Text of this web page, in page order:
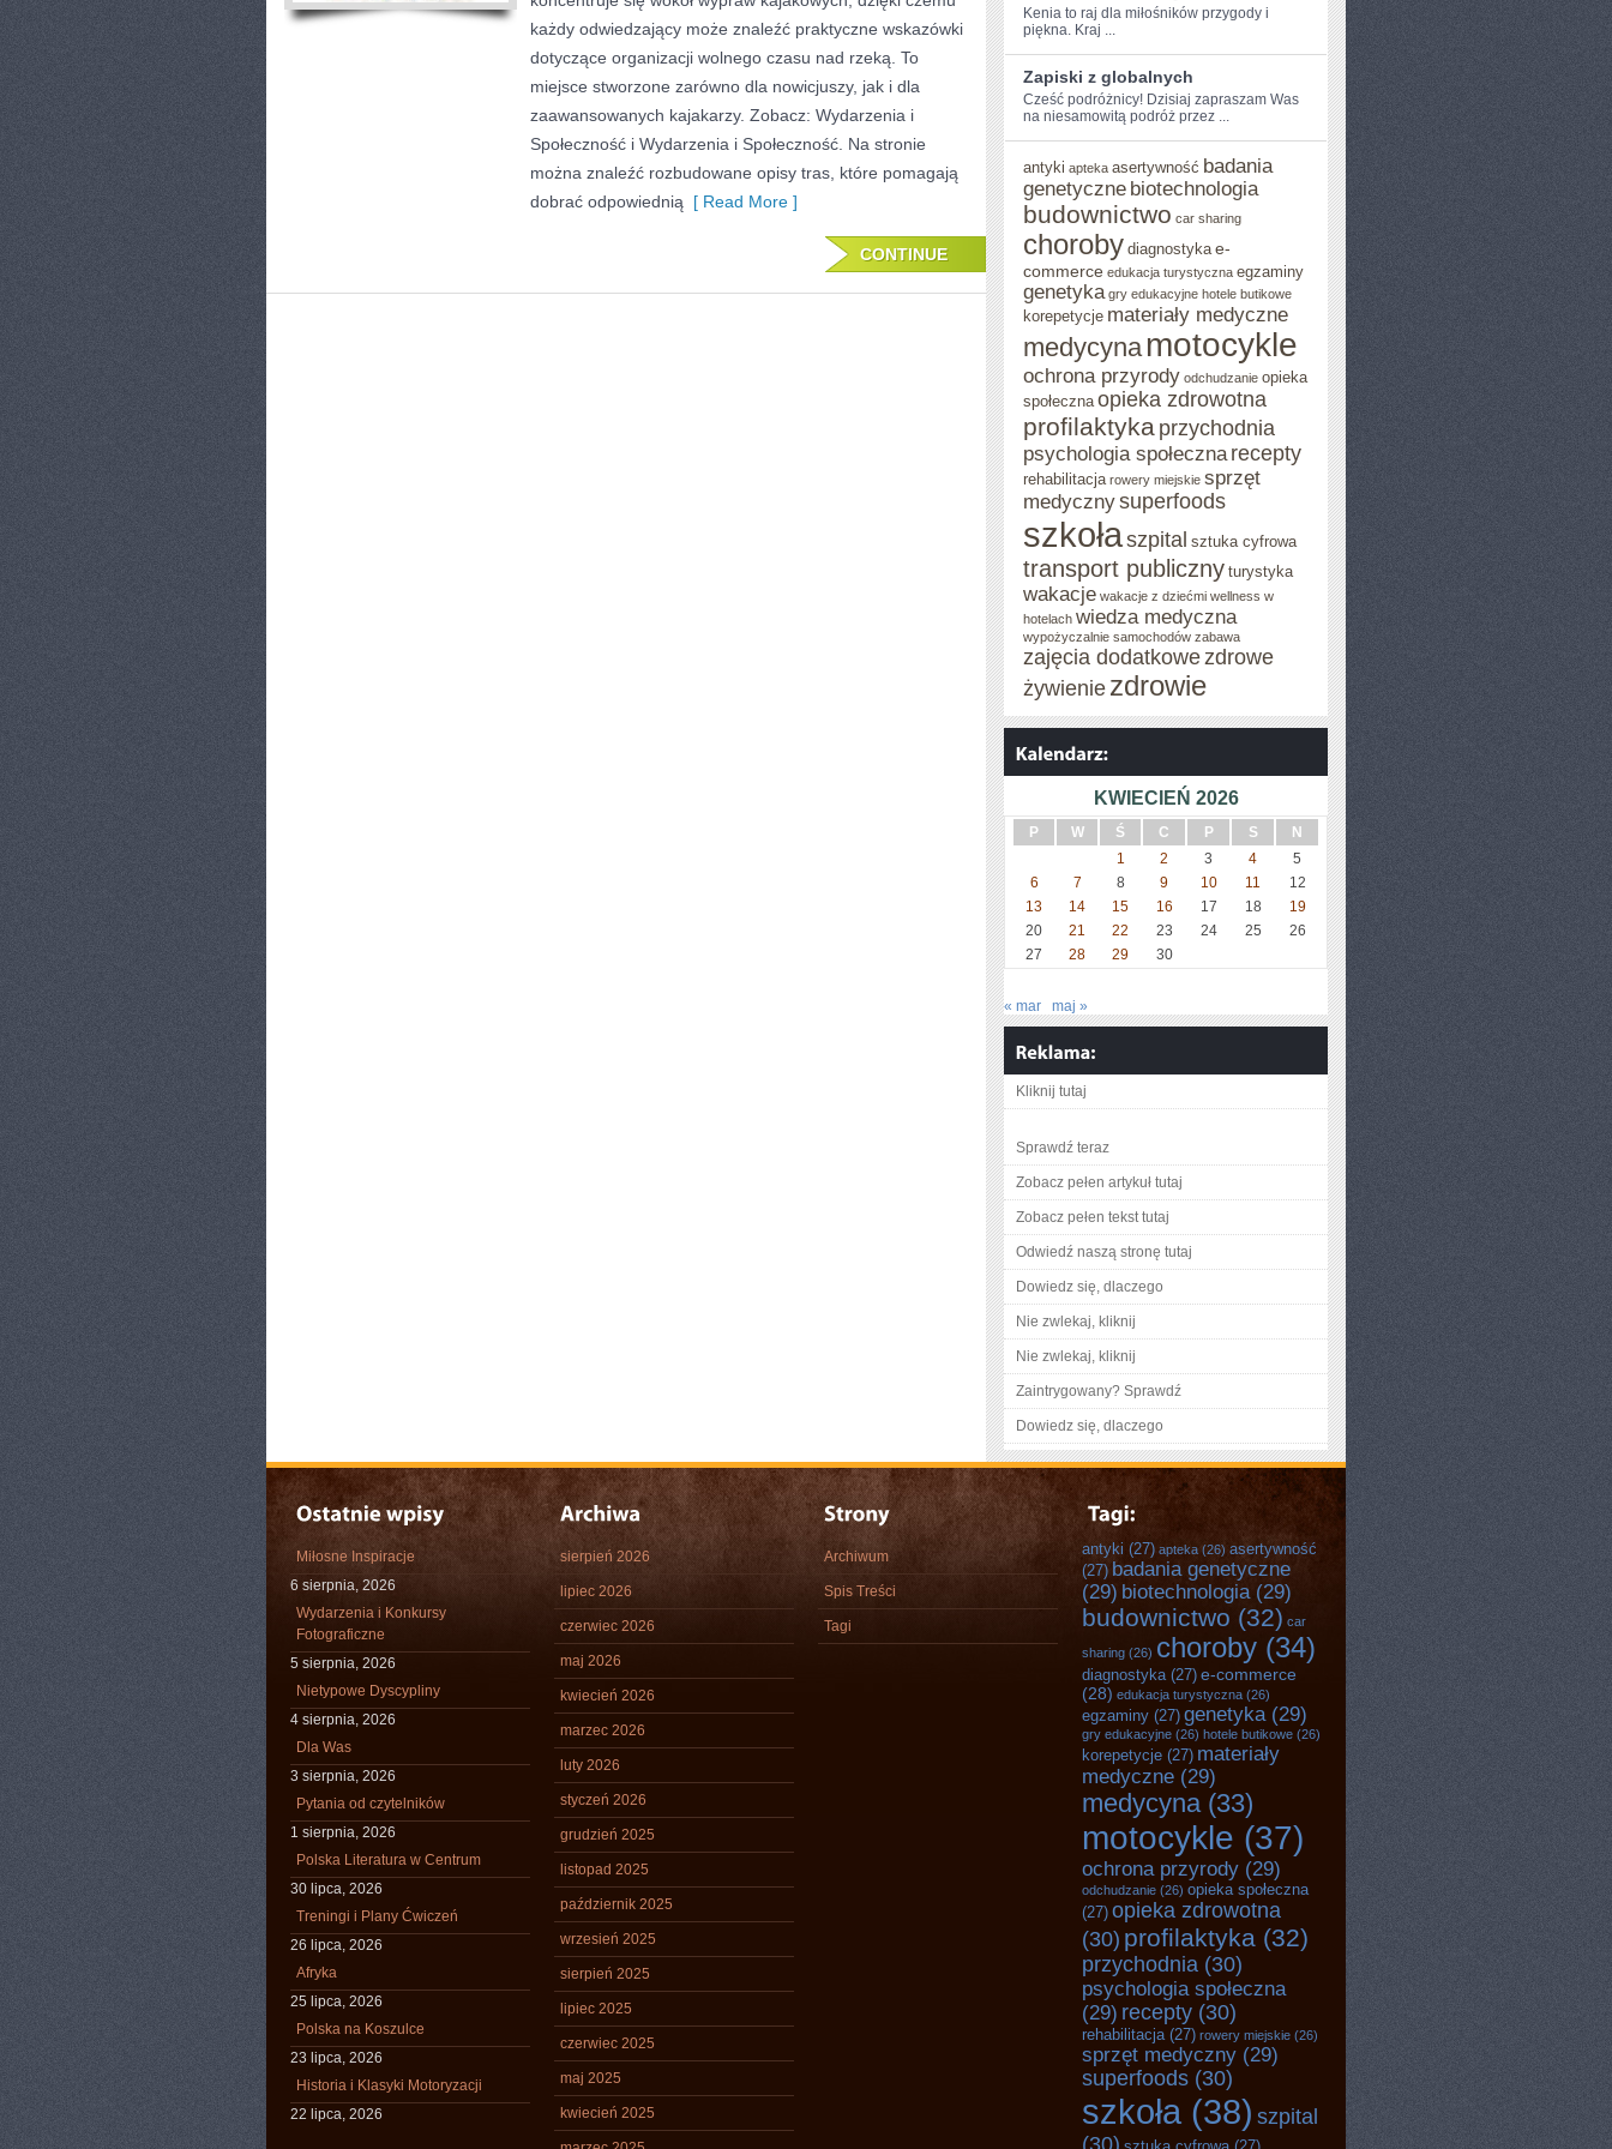
każdy odwiedzający może znaleźć praktyczne wskazówki
dotyczące organizacji wolnego czasu nad rzeką. To
miejsce stworzone zarówno dla nowicjuszy, jak i dla
zaawansowanych kajakarzy. Zobacz: Wydarzenia i
Społeczność i Wydarzenia i Społeczność. Na stronie
można znaleźć rozbudowane opisy tras, które pomagają
dobrać odpowiednią [ Read More ]
CONTINUE
Kenia to raj dla miłośników ⁢przygody i
piękna. Kraj ...
Zapiski z globalnych
Cześć podróżnicy! Dzisiaj ​zapraszam Was
na niesamowitą podróż przez ...
antyki apteka asertywność badania
genetyczne biotechnologia
budownictwo car sharing
choroby diagnostyka e-
commerce edukacja turystyczna egzaminy
genetyka gry edukacyjne hotele butikowe
korepetycje materiały medyczne
medycyna motocykle
ochrona przyrody odchudzanie opieka
społeczna opieka zdrowotna
profilaktyka przychodnia
psychologia społeczna recepty
rehabilitacja rowery miejskie sprzęt
medycznysuperfoods
szkołaszpital sztuka cyfrowa
transport publiczny turystyka
wakacje wakacje z dziećmi wellness w
hotelach wiedza medyczna
wypożyczalnie samochodów zabawa
zajęcia dodatkowezdrowe
żywienie zdrowie
KWIECIEŃ 2026
P W Ś C P S
N
1
2 3 4
5
6
7 8 9 10 11
12
13
14 15 16 17 18
19
20
21 22 23 24 25
26
27
28 29 30
« mar maj »
Kliknij tutaj
Sprawdź teraz
Zobacz pełen artykuł tutaj
Zobacz pełen tekst tutaj
Odwiedź naszą stronę tutaj
Dowiedz się, dlaczego
Nie zwlekaj, kliknij
Nie zwlekaj, kliknij
Zaintrygowany? Sprawdź
Dowiedz się, dlaczego
Miłosne Inspiracje
6 sierpnia, 2026
Wydarzenia i Konkursy
Fotograficzne
5 sierpnia, 2026
Nietypowe Dyscypliny
4 sierpnia, 2026
Dla Was
3 sierpnia, 2026
Pytania od czytelników
1 sierpnia, 2026
Polska Literatura w Centrum
30 lipca, 2026
Treningi i Plany Ćwiczeń
26 lipca, 2026
Afryka
25 lipca, 2026
Polska na Koszulce
23 lipca, 2026
Historia i Klasyki Motoryzacji
22 lipca, 2026
sierpień 2026
lipiec 2026
czerwiec 2026
maj 2026
kwiecień 2026
marzec 2026
luty 2026
styczeń 2026
grudzień 2025
listopad 2025
październik 2025
wrzesień 2025
sierpień 2025
lipiec 2025
czerwiec 2025
maj 2025
kwiecień 2025
Archiwum
Spis Treści
Tagi
antyki (27) apteka (26) asertywność
(27) badania genetyczne
(29) biotechnologia (29)
budownictwo (32) car
sharing (26) choroby (34)
diagnostyka(27) e-commerce
(28) edukacja turystyczna (26)
egzaminy (27) genetyka (29)
gry edukacyjne (26) hotele butikowe (26)
korepetycje (27) materiały
medyczne (29)
medycyna(33)
motocykle (37)
ochrona przyrody (29)
odchudzanie (26) opieka społeczna
(27) opieka zdrowotna
(30) profilaktyka (32)
przychodnia (30)
psychologia społeczna
(29) recepty (30)
rehabilitacja(27) rowery miejskie (26)
sprzęt medyczny (29)
superfoods (30)
szkoła (38) szpital
(30)